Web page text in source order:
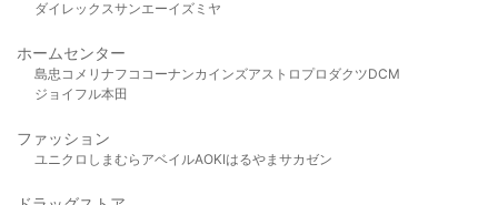
ダイレックスサンエーイズミヤ
ホームセンター
島忠 コメリ ナフコ コーナンカインズアストロプロダクツDCM
ジョイフル本田
ファッション
ユニクロ しまむら アベイルAOKIはるやま サカゼン